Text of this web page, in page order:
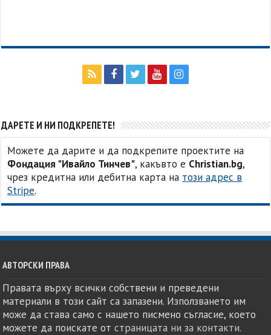
ДАРЕТЕ И НИ ПОДКРЕПЕТЕ!
Можете да дарите и да подкрепите проектите на
Фондация "Ивайло Тинчев", какъвто е Christian.bg,
чрез кредитна или дебитна карта на този адрес в
Stripe.
АВТОРСКИ ПРАВА
Правата върху всички собствени и преведени
материали в този сайт са запазени. Използването им
може да става само с нашето писмено съгласие, което
можете да поискате отстраницата ни за контакти.